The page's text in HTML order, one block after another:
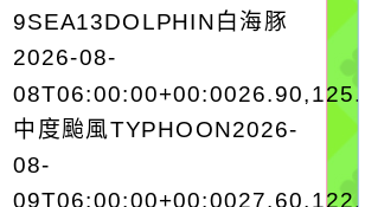
9SEA13DOLPHIN白海豚
2026-08-
中度颱風TYPHOON2026-
08-